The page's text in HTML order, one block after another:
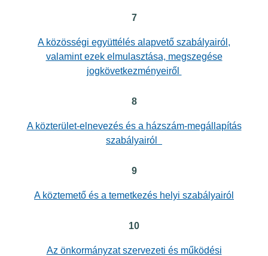
7
A közösségi együttélés alapvető szabályairól,
valamint ezek elmulasztása, megszegése
jogkövetkezményeiről
8
A közterület-elnevezés és a házszám-megállapítás
szabályairól
9
A köztemető és a temetkezés helyi szabályairól
10
Az önkormányzat szervezeti és működési